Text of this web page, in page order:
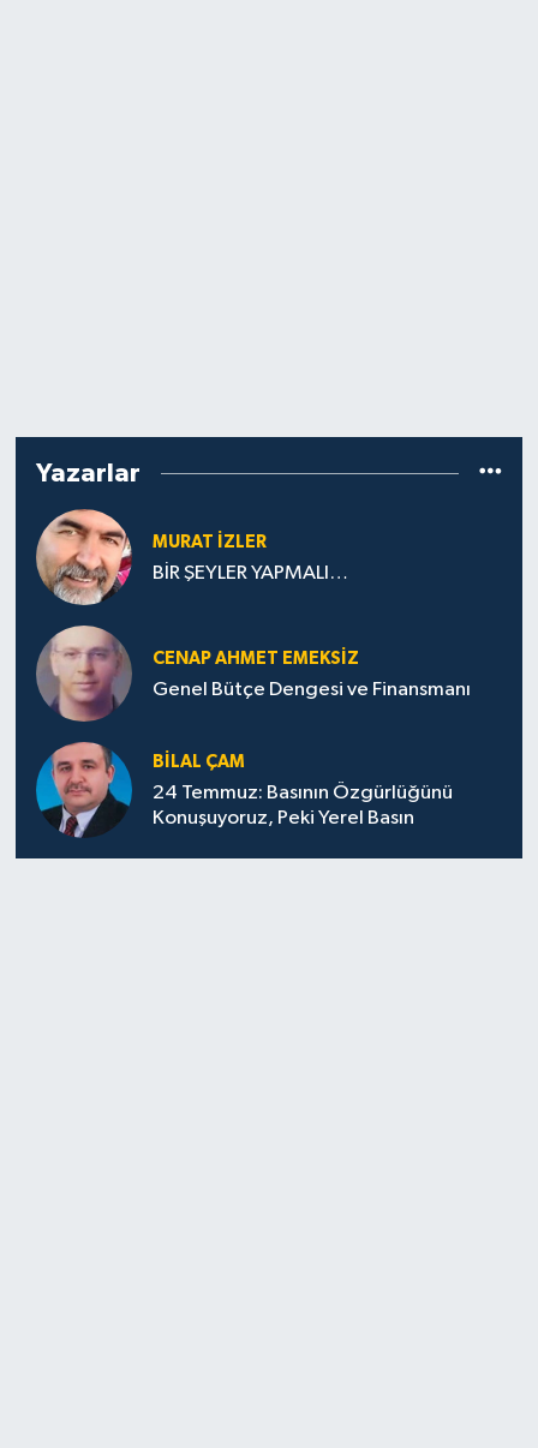
Yazarlar
MURAT İZLER
BİR ŞEYLER YAPMALI…
CENAP AHMET EMEKSİZ
Genel Bütçe Dengesi ve Finansmanı
BILAL ÇAM
24 Temmuz: Basının Özgürlüğünü
Konuşuyoruz, Peki Yerel Basın